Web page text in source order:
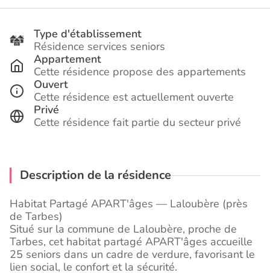
Type d'établissement
Résidence services seniors
Appartement
Cette résidence propose des appartements
Ouvert
Cette résidence est actuellement ouverte
Privé
Cette résidence fait partie du secteur privé
Description de la résidence
Habitat Partagé APART'âges — Laloubère (près
de Tarbes)
Situé sur la commune de Laloubère, proche de
Tarbes, cet habitat partagé APART'âges accueille
25 seniors dans un cadre de verdure, favorisant le
lien social, le confort et la sécurité.